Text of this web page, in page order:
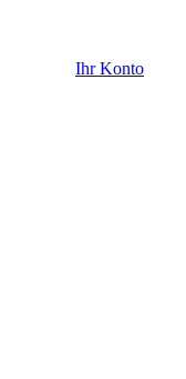
Ihr Konto